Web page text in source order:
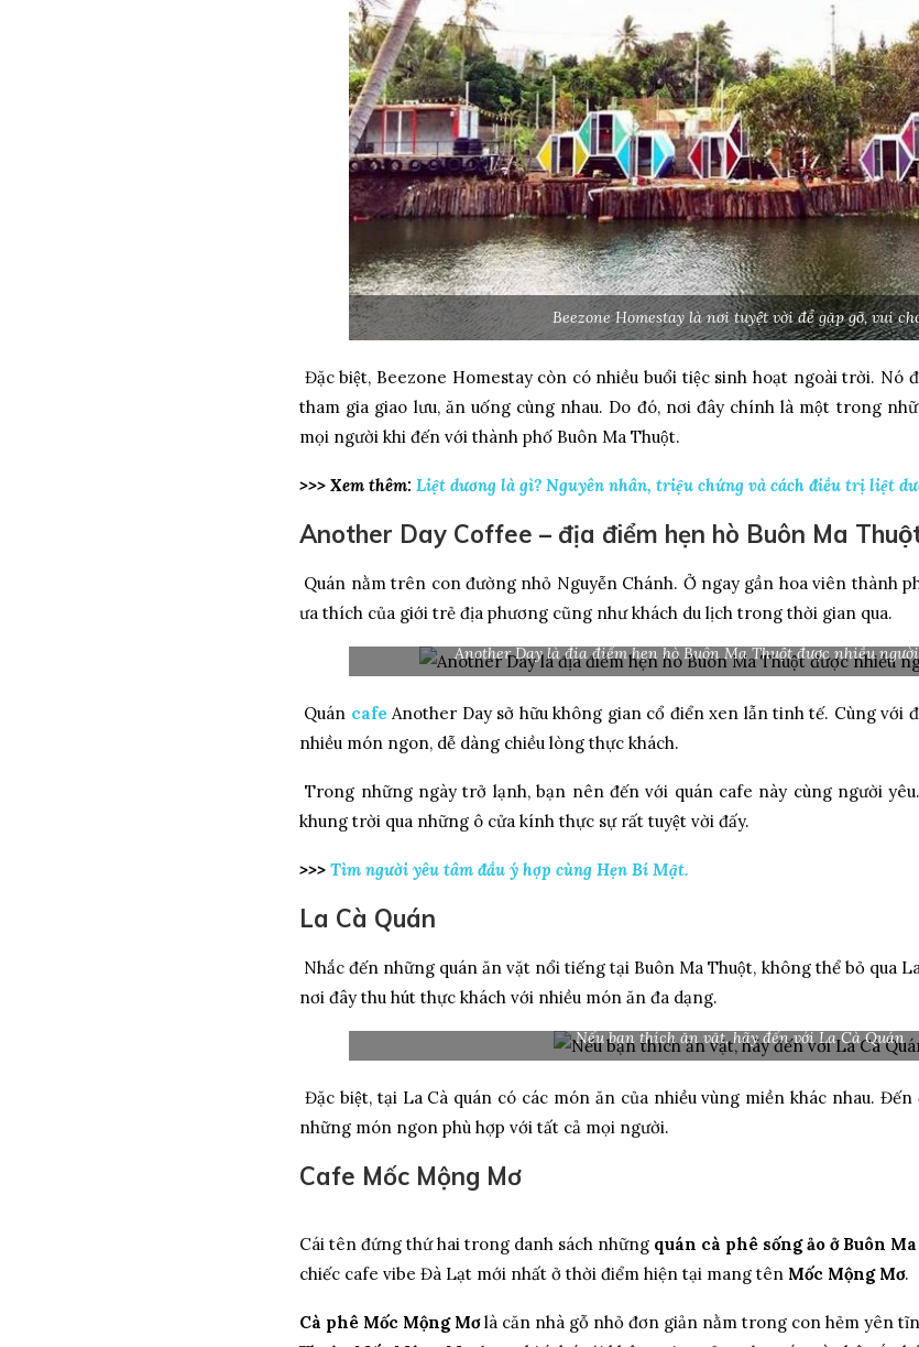
Beezone Homestay là nơi tuyệt vời để gặp gỡ, vui
Đặc biệt, Beezone Homestay còn có nhiều buổi tiệc sinh hoạt ngoài trời. Nó
tham gia giao lưu, ăn uống cùng nhau. Do đó, nơi đây chính là một trong
mọi người khi đến với thành phố Buôn Ma Thuột.
>>> Xem thêm: Liệt dương là gì? Nguyên nhân, triệu chứng và cách điều trị liệt
Another Day Coffee – địa điểm hẹn hò Buôn Ma
Quán nằm trên con đường nhỏ Nguyễn Chánh. Ở ngay gần hoa viên thành
ưa thích của giới trẻ địa phương cũng như khách du lịch trong thời gian qua.
Another Day là địa điểm hẹn hò Buôn Ma Thuột được nhiều
Quán cafeAnother Day sở hữu không gian cổ điển xen lẫn tinh tế. Cùng với
nhiều món ngon, dễ dàng chiều lòng thực khách.
Trong những ngày trở lạnh, bạn nên đến với quán cafe này cùng người
khung trời qua những ô cửa kính thực sự rất tuyệt vời đấy.
>>> Tìm người yêu tâm đầu ý hợp cùng Hẹn Bí Mật.
La Cà Quán
Nhắc đến những quán ăn vặt nổi tiếng tại Buôn Ma Thuột, không thể bỏ qua
nơi đây thu hút thực khách với nhiều món ăn đa dạng.
Nếu bạn thích ăn vặt, hãy đến với La Cà Quán
Đặc biệt, tại La Cà quán có các món ăn của nhiều vùng miền khác nhau.
những món ngon phù hợp với tất cả mọi người.
Cafe Mốc Mộng Mơ
Cái tên đứng thứ hai trong danh sách những quán cà phê sống ảo ở Buôn
chiếc cafe vibe Đà Lạt mới nhất ở thời điểm hiện tại mang tên Mốc Mộng Mơ.
Cà phê Mốc Mộng Mơlà căn nhà gỗ nhỏ đơn giản nằm trong con hẻm yên